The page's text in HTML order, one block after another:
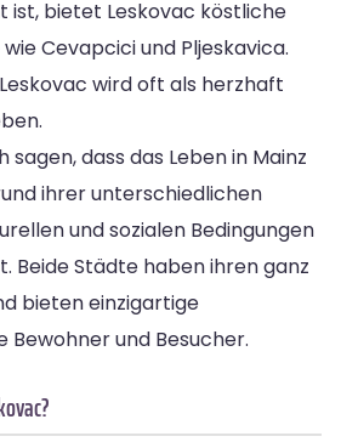
ist, bietet Leskovac köstliche
Cevapcici und Pljeskavica.
wird oft als herzhaft
sagen, dass das Leben in Mainz
ihrer unterschiedlichen
und sozialen Bedingungen
Beide Städte haben ihren ganz
bieten einzigartige
Bewohner und Besucher.